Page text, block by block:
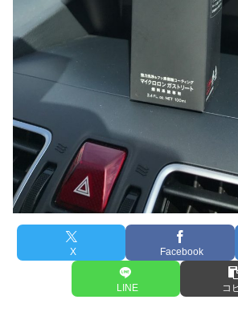
X Facebook
LINE コ